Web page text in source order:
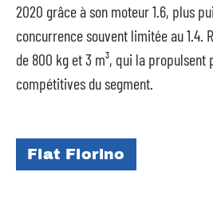
2020 grâce à son moteur 1.6, plus
concurrence souvent limitée au 1.4.
de 800 kg et 3 m³, qui la propulsent
compétitives du segment.
Fiat Fiorino